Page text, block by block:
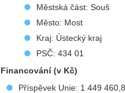
Městská část: Souš
Město: Most
Kraj: Ústecký kraj
PSČ: 434 01
Financování (v Kč)
Příspěvek Unie: 1 449